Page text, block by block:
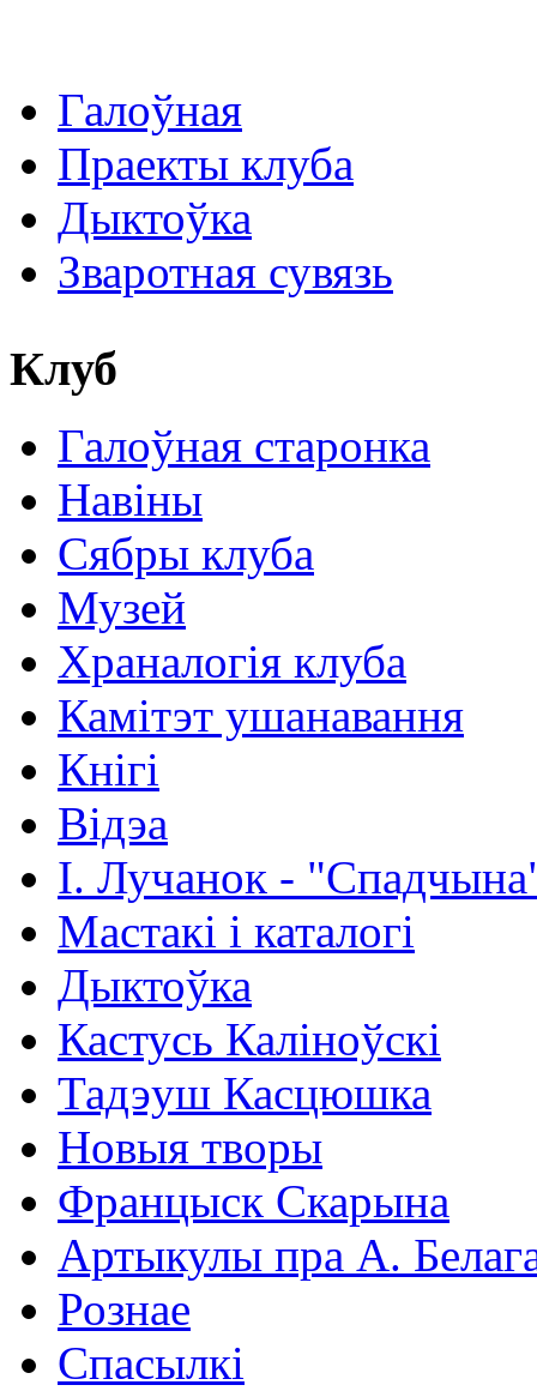
Галоўная
Праекты клуба
Дыктоўка
Зваротная сувязь
Клуб
Галоўная старонка
Навіны
Сябры клуба
Музей
Храналогія клуба
Камітэт ушанавання
Кнігі
Відэа
І. Лучанок -
Мастакі i каталогi
Дыктоўка
Кастусь Каліноўскі
Тадэуш Касцюшка
Новыя творы
Францыск Скарына
Артыкулы пра А.
Рознае
Спасылкі